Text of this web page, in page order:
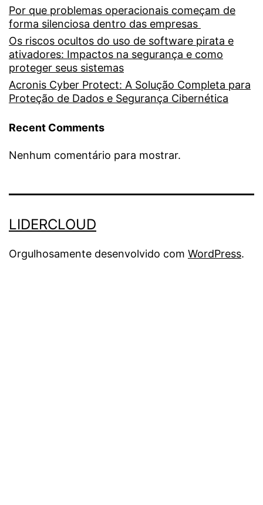
Por que problemas operacionais começam de
forma silenciosa dentro das empresas
Os riscos ocultos do uso de software pirata e
ativadores: Impactos na segurança e como
proteger seus sistemas
Acronis Cyber Protect: A Solução Completa para
Proteção de Dados e Segurança Cibernética
Recent Comments
Nenhum comentário para mostrar.
LIDERCLOUD
Orgulhosamente desenvolvido com WordPress.